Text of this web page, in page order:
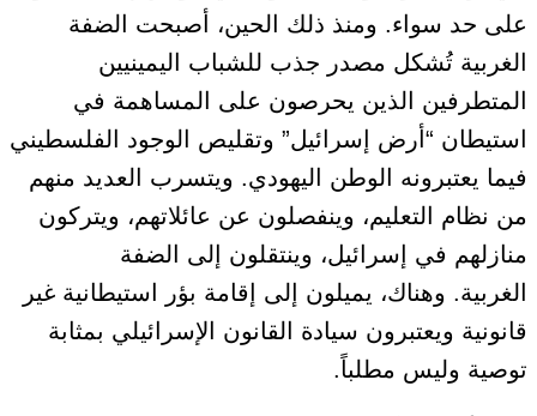
على حد سواء. ومنذ ذلك الحين، أصبحت الضفة
الغربية تُشكل مصدر جذب للشباب اليمينيين
المتطرفين الذين يحرصون على المساهمة في
استيطان “أرض إسرائيل” وتقليص الوجود الفلسطيني
فيما يعتبرونه
الوطن اليهودي. ويتسرب العديد منهم
من نظام التعليم، وينفصلون عن عائلاتهم، ويتركون
منازلهم في إسرائيل، وينتقلون إلى الضفة
الغربية. وهناك، يميلون إلى إقامة بؤر استيطانية غير
قانونية ويعتبرون سيادة القانون الإسرائيلي بمثابة
توصية وليس مطلباً.